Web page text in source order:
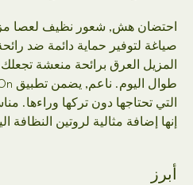
احتضان هش, شعور نظيف لعصا
صياغة لتوفير حماية دائمة ضد
المزيل العرق برائحة منعشة تجعلك
التي تحتاجها دون تركها وراءها.
إنها إضافة مثالية لروتين النظافة
أبرز